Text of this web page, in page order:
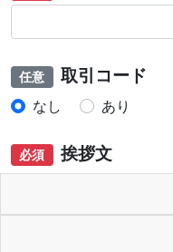
任意 取引コード
なし あり
必須 挨拶文